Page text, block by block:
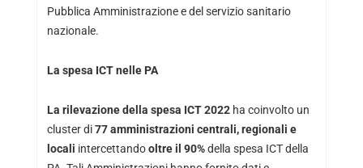
Pubblica Amministrazione e del servizio sanitario
nazionale.
La spesa ICT nelle PA
La rilevazione della spesa ICT 2022ha coinvolto un
cluster di77 amministrazioni centrali, regionali e
locali intercettandooltre il 90%della spesa ICT della